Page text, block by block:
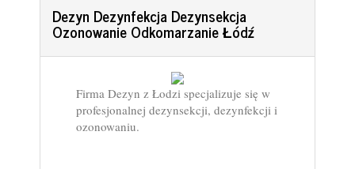
Dezyn Dezynfekcja Dezynsekcja
Ozonowanie Odkomarzanie Łódź
Firma Dezyn z Łodzi specjalizuje się w
profesjonalnej dezynsekcji, dezynfekcji i
ozonowaniu.